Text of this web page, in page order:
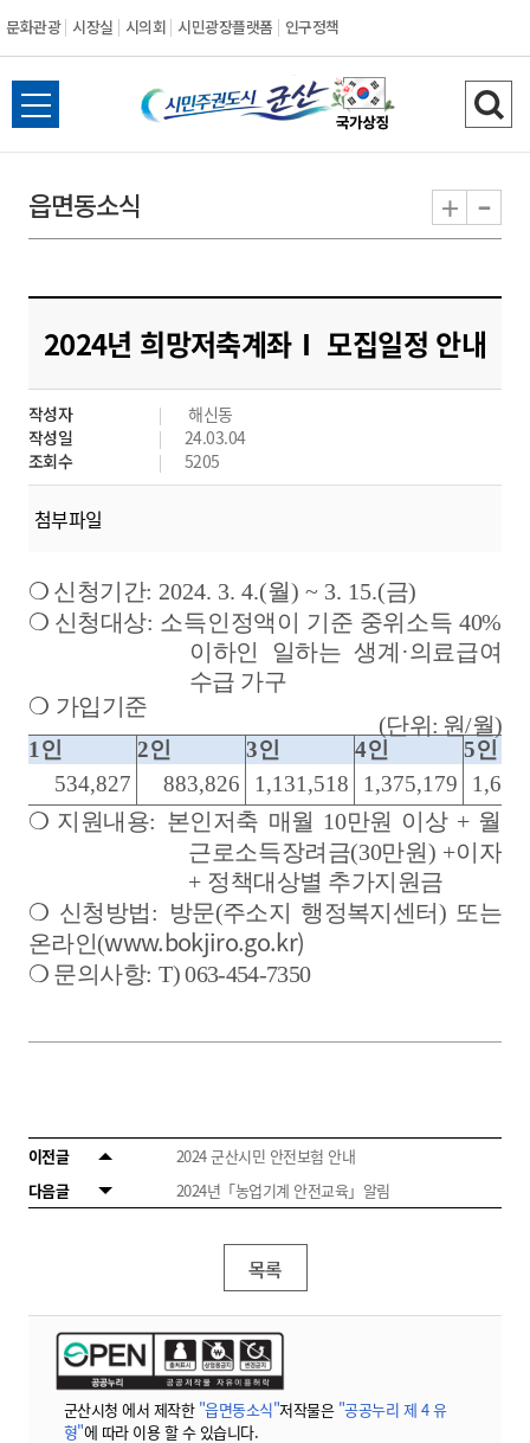
문화관광 시장실 시의회 시민광장플랫폼 인구정책
시
민
도
시
군
산
전
체
뉴
열
검
색
기
읍면동소식 + -
2024년 희망저축계좌Ⅰ 모집일정 안내
작성자
해신동
작성일
24.03.04
조회수
5205
첨부파일
❍ 신청기간: 2024. 3. 4.(월) ~ 3. 15.(금)
❍ 신청대상: 소득인정액이 기준 중위소득 40%
이하인 일하는 생계 ·의료급여
수급 가구
❍ 가입기준
(단위 : 원/월)
1 인 2인 3인 4인 5인
534,827
883,826 1,131,518 1,375,179
❍ 지원내용: 본인저축 매월 10만원 이상 + 월
근로소득장려금(30만원) +이자
+ 정책대상별 추가지원금
❍ 신청방법: 방문(주소지 행정복지센터) 또는
온라인(www.bokjiro.go.kr)
❍ 문의사항:T) 063-454-7350
이전글
2024 군산시민 안전보험 안내
다음글
2024년「농업기계 안전교육」알림
목록
군산시청 에서 제작한 "읍면동소식"저작물은 "공공누리 제 4 유
형"에 따라 이용 할 수 있습니다.